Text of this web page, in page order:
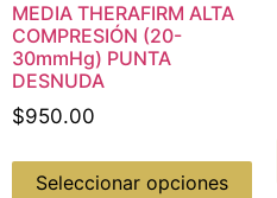
MEDIA THERAFIRM ALTA
COMPRESIÓN (20-
30mmHg) PUNTA
DESNUDA
$950.00
Seleccionar opciones